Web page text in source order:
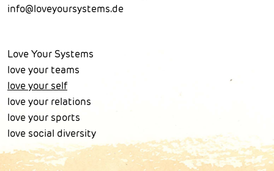
info@loveyoursystems.de
Love Your Systems
love your teams
love your self
love your relations
love your sports
love social diversity